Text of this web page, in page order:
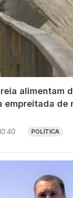
alimentam
empreitada de
POLÍTICA